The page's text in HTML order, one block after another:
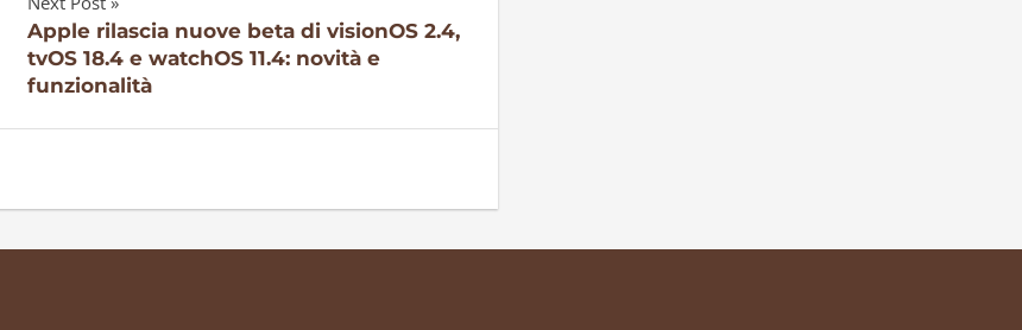
Apple rilascia nuove beta di visionOS 2.4,
tvOS 18.4 e watchOS 11.4: novità e
funzionalità